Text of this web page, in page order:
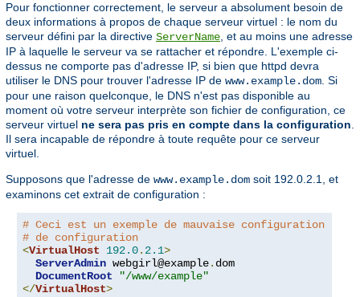
Pour fonctionner correctement, le serveur a absolument besoin de
deux informations à propos de chaque serveur virtuel : le nom du
serveur défini par la directive ServerName , et au moins une adresse
IP à laquelle le serveur va se rattacher et répondre. L'exemple ci-
dessus ne comporte pas d'adresse IP, si bien que httpd devra
utiliser le DNS pour trouver l'adresse IP de www.example.dom . Si
pour une raison quelconque, le DNS n'est pas disponible au
moment où votre serveur interprète son fichier de configuration, ce
serveur virtuel ne sera pas pris en compte dans la configuration
Il sera incapable de répondre à toute requête pour ce serveur
virtuel.
Supposons que l'adresse de www.example.dom soit 192.0.2.1, et
examinons cet extrait de configuration :
# Ceci est un exemple de mauvaise configuration ;
# de configuration
<VirtualHost 192.0. 2.1>
ServerAdmin webgirl@example. dom
DocumentRoot
"/www/example"
</VirtualHost>